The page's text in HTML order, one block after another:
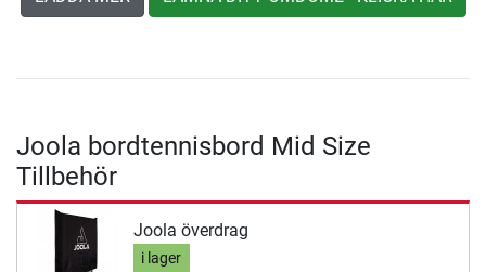
Joola bordtennisbord Mid Size
Tillbehör
Joola överdrag
i lager